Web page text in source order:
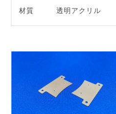
材質 透明アクリル